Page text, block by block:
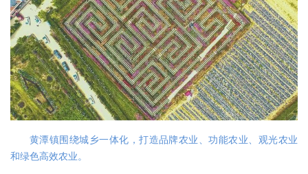
黄潭镇围绕城乡一体化，打造品牌农业、功能农业、观光农业
和绿色高效农业。